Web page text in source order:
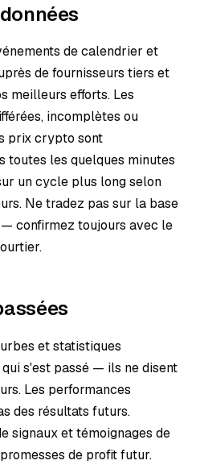
de calendrier et
de fournisseurs tiers et
meilleurs efforts. Les
incomplètes ou
prix crypto sont
toutes les quelques minutes
un cycle plus long selon
Ne tradez pas sur la base
confirmez toujours avec le
et statistiques
s'est passé — ils ne disent
Les performances
des résultats futurs.
signaux et témoignages de
de profit futur.